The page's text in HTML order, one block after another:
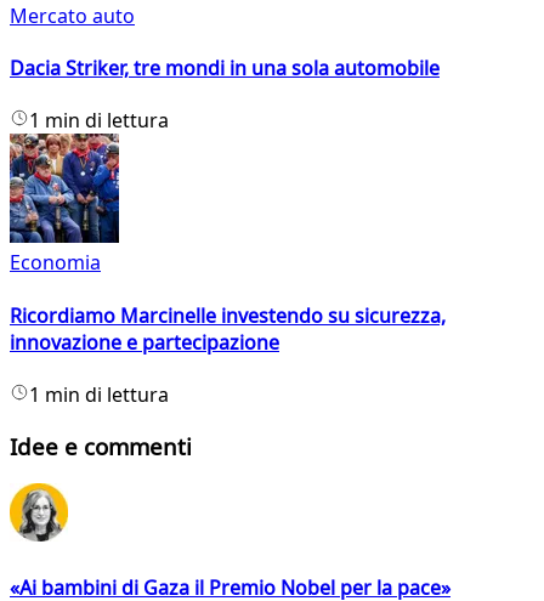
Mercato auto
Dacia Striker, tre mondi in una sola automobile
1 min di lettura
Economia
Ricordiamo Marcinelle investendo su sicurezza,
innovazione e partecipazione
1 min di lettura
Idee e commenti
«Ai bambini di Gaza il Premio Nobel per la pace»